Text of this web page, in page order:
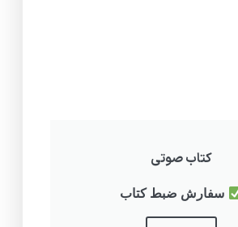
کتاب صوتی
سفارش ضبط کتاب